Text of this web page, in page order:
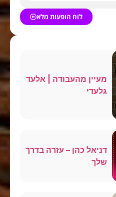
לוח הופעות מלא
מעיין מהעבודה | אלעד
גלעדי
דניאל כהן – עזרה בדרך
שלך